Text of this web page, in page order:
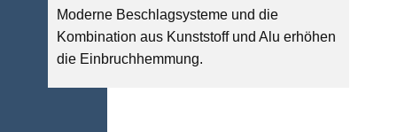
Moderne Beschlagsysteme und die
Kombination aus Kunststoff und Alu erhöhen
die Einbruchhemmung.